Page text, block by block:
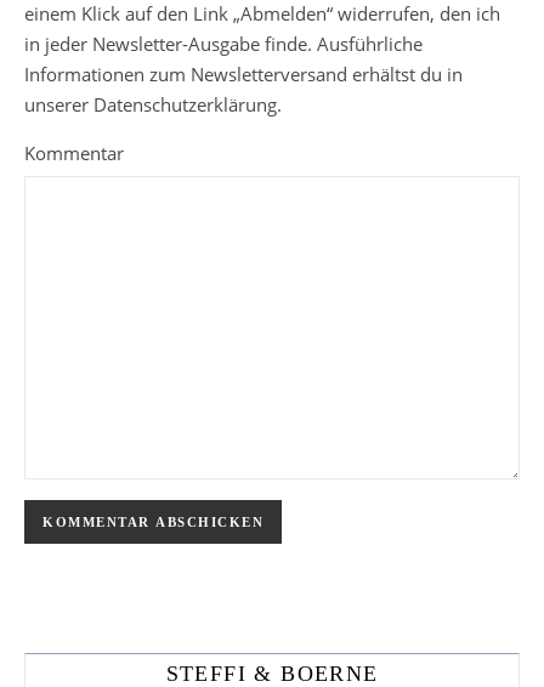
einem Klick auf den Link „Abmelden“ widerrufen, den ich
in jeder Newsletter-Ausgabe finde. Ausführliche
Informationen zum Newsletterversand erhältst du in
unserer Datenschutzerklärung.
Kommentar
STEFFI & BOERNE